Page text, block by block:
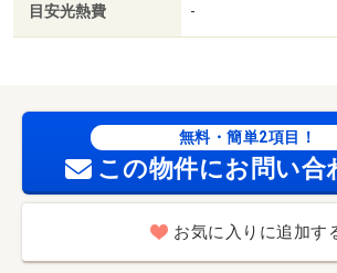
目安光熱費 -
無料・簡単2項目！
この物件にお問い合
お気に入りに追加す